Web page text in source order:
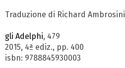
Traduzione di Richard Ambrosini
gli Adelphi, 479
2015, 4ª ediz., pp. 400
isbn: 9788845930003